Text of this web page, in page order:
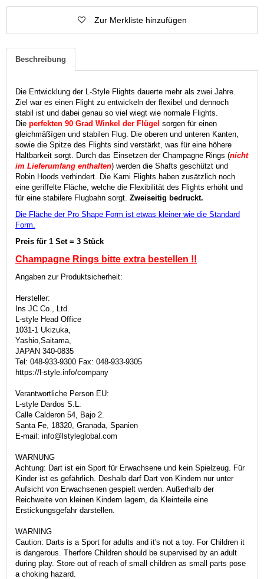
Zur Merkliste hinzufügen
Beschreibung
Die Entwicklung der L-Style Flights dauerte mehr als zwei Jahre.
Ziel war es einen Flight zu entwickeln der flexibel und dennoch
stabil ist und dabei genau so viel wiegt wie normale Flights.
Die perfekten 90 Grad Winkel der Flügel sorgen für einen
gleichmäßígen und stabilen Flug. Die oberen und unteren Kanten,
sowie die Spitze des Flights sind verstärkt, was für eine höhere
Haltbarkeit sorgt. Durch das Einsetzen der Champagne Rings (nicht
im Lieferumfang enthalten) werden die Shafts geschützt und
Robin Hoods verhindert. Die Kami Flights haben zusätzlich noch
eine geriffelte Fläche, welche die Flexibilität des Flights erhöht und
für eine stabilere Flugbahn sorgt. Zweiseitig bedruckt.
Die Fläche der Pro Shape Form ist etwas kleiner wie die Standard
Form.
Preis für 1 Set = 3 Stück
Champagne Rings bitte extra bestellen !!
Angaben zur Produktsicherheit:
Hersteller:
Ins JC Co., Ltd.
L-style Head Office
1031-1 Ukizuka,
Yashio,Saitama,
JAPAN 340-0835
Tel: 048-933-9300 Fax: 048-933-9305
https://l-style.info/company
Verantwortliche Person EU:
L-style Dardos S.L.
Calle Calderon 54, Bajo 2.
Santa Fe, 18320, Granada, Spanien
E-mail: info@lstyleglobal.com
WARNUNG
Achtung: Dart ist ein Sport für Erwachsene und kein Spielzeug. Für
Kinder ist es gefährlich. Deshalb darf Dart von Kindern nur unter
Aufsicht von Erwachsenen gespielt werden. Außerhalb der
Reichweite von kleinen Kindern lagern, da Kleinteile eine
Erstickungsgefahr darstellen.
WARNING
Caution: Darts is a Sport for adults and it's not a toy. For Children it
is dangerous. Therfore Children should be supervised by an adult
during play. Store out of reach of small children as small parts pose
a choking hazard.